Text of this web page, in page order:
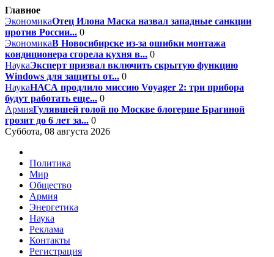
Главное
ЭкономикаОтец Илона Маска назвал западные санкции
против России... 0
ЭкономикаВ Новосибирске из-за ошибки монтажа
кондиционера сгорела кухня в... 0
НаукаЭксперт призвал включить скрытую функцию
Windows для защиты от... 0
НаукаНАСА продлило миссию Voyager 2: три прибора
будут работать еще... 0
АрмияГулявшей голой по Москве блогерше Брагиной
грозит до 6 лет за... 0
Суббота, 08 августа 2026
Политика
Мир
Общество
Армия
Энергетика
Наука
Реклама
Контакты
Регистрация